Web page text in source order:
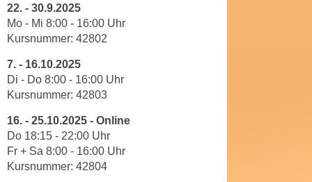
22. - 30.9.2025
Mo - Mi 8:00 - 16:00 Uhr
Kursnummer: 42802
7. - 16.10.2025
Di - Do 8:00 - 16:00 Uhr
Kursnummer: 42803
16. - 25.10.2025 - Online
Do 18:15 - 22:00 Uhr
Fr + Sa 8:00 - 16:00 Uhr
Kursnummer: 42804
h
i
n
a
u
s
i
n
e
r
s
o
e
n
e
z
o
g